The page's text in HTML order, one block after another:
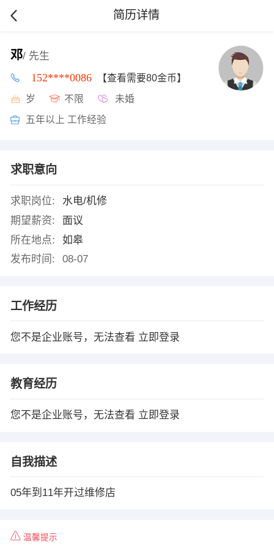
简历详情
邓/ 先生
152****0086 【查看需要80金币】
岁 不限 未婚
五年以上 工作经验
求职意向
求职岗位:
水电/机修
期望薪资:
面议
所在地点:
如皋
发布时间:
08-07
工作经历
您不是企业账号，无法查看 立即登录
教育经历
您不是企业账号，无法查看 立即登录
自我描述
05年到11年开过维修店
温馨提示